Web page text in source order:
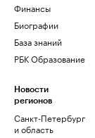
Финансы
Биографии
База знаний
РБК Образование
Новости
регионов
Санкт-Петербург
и область